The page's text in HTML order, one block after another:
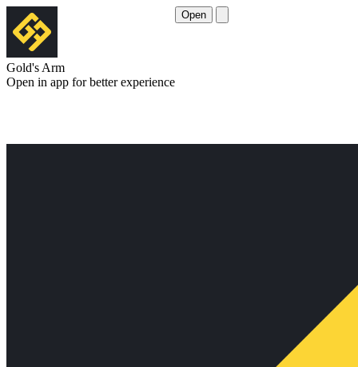
Gold's Arm
Open in app for better experience
Open